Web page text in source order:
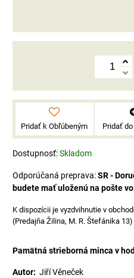
Pridať k Obľúbeným Pridať
Dostupnosť:Skladom
SR -
budete mať uloženú na pošte
(Predajňa Žilina, M. R. Štefánika 13)
Pamätná strieborná minca v
Autor: Jiří Věneček